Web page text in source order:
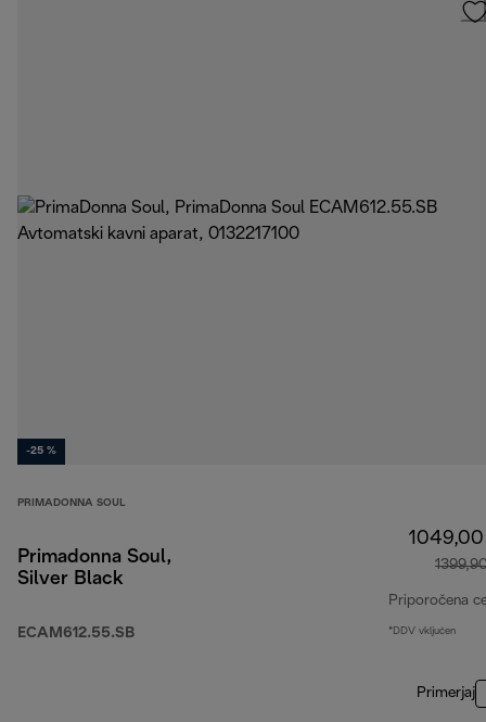
-25 %
PRIMADONNA SOUL
Primadonna Soul,
Silver Black
ECAM612.55.SB
Priporočena
*DDV vključen
Primerjaj